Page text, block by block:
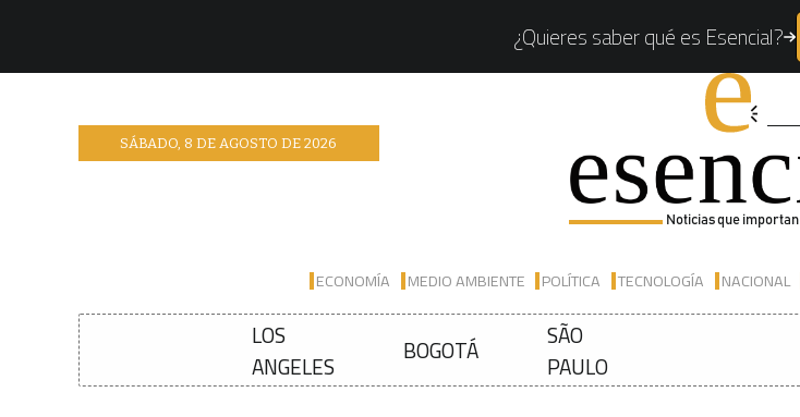
¿Quieres saber qué es Esencial?
Noticias que importan
ECONOMÍA MEDIO AMBIENTE POLÍTICA TECNOLOGÍA NACIONAL
SÁBADO, 8 DEAGOSTO DE2026
LOS
ANGELES
BOGOTÁ
SÃO
PAULO